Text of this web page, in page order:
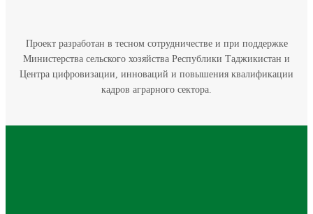
Проект разработан в тесном сотрудничестве и при поддержке
Министерства сельского хозяйства Республики Таджикистан и
Центра цифровизации, инноваций и повышения квалификации
кадров аграрного сектора.